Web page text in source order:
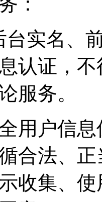
台实名、
认证，
服务。
用户信
合法、
收集、